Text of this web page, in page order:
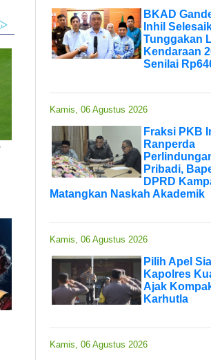
BKAD
Inhil
Tunggakan
Kendaraan
Senilai
Kamis, 06 Agustus 2026
Fraksi PKB
Ranperda
Pribadi,
DPRD
Matangkan Naskah Akademik
Kamis, 06 Agustus 2026
Pilih Apel
Kapolres
Ajak
Karhutla
Kamis, 06 Agustus 2026